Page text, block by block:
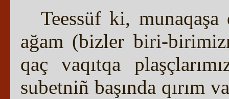
Teessüf ki, munaqaşa
ağam (bizler biri-
qaç vaqıtqa
subetniñ başında qırım